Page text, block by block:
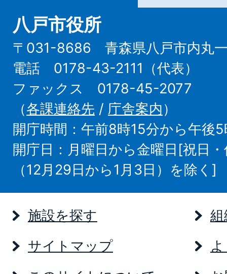
八戸市役所
〒031-8686 青森県八戸市内丸一
電話 0178-43-2111（代表）
ファックス 0178-45-2077
（各課連絡先 / 庁舎案内）
開庁時間：午前8時15分から午後
開庁日：月曜日から金曜日[祝日
（12月29日から1月3日）を除く]
施設を探す
サイトマップ